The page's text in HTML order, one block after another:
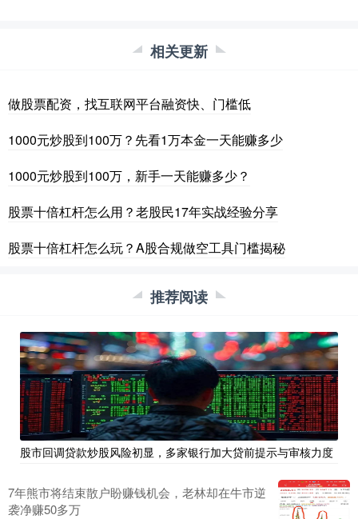
相关更新
做股票配资，找互联网平台融资快、门槛低
1000元炒股到100万？先看1万本金一天能赚多少
1000元炒股到100万，新手一天能赚多少？
股票十倍杠杆怎么用？老股民17年实战经验分享
股票十倍杠杆怎么玩？A股合规做空工具门槛揭秘
推荐阅读
股市回调贷款炒股风险初显，多家银行加大贷前提示与审核力度
7年熊市将结束散户盼赚钱机会，老林却在牛市逆
袭净赚50多万